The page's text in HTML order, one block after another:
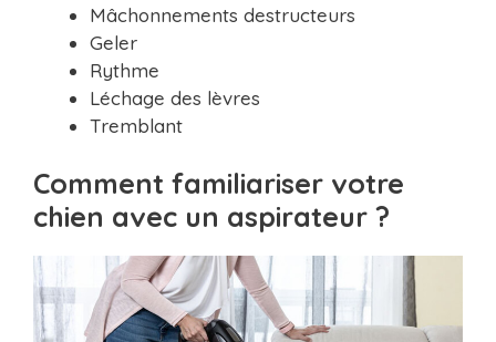
Mâchonnements destructeurs
Geler
Rythme
Léchage des lèvres
Tremblant
Comment familiariser votre
chien avec un aspirateur ?